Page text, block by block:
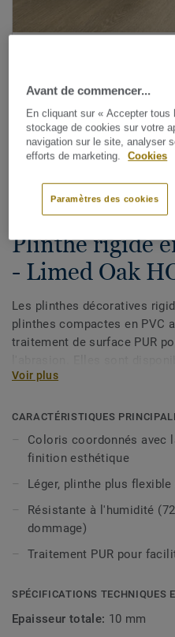
Plinthes, angles & profilés
Plinthe rigide
- Limed Oak
Les plinthes décoratives
plinthes compactes en PVC
traitement de surface PUR
80 mm (gamme Ultimate) et
décoratives sont
LVT (à coller, à cliquer et en
Voir plus
CARACTÉRISTIQUES
Coloris coordonnés avec
finition esthétique
Léger, plinthe plus flexible
Résistante à l'humidité
dommage)
Traitement PUR pour
SPÉCIFICATIONS TECHNIQUES
Epaisseur totale: 10 mm
Avant de commencer...
En cliquant sur « Accepter
stockage de cookies sur votre
navigation sur le site, analyser
efforts de marketing.
Cookies
Paramètres des cookies